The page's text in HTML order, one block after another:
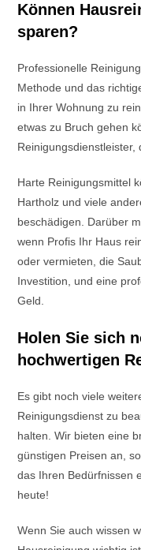
Können
sparen?
Professionelle
Methode und das
in Ihrer Wohnung zu
etwas zu Bruch gehen
Reinigungsdienstleister,
Harte Reinigungsmittel
Hartholz und viele
beschädigen. Darüber
wenn Profis Ihr Haus
oder vermieten, die
Investition, und eine
Geld.
Holen Sie sich
hochwertigen
Es gibt noch viele
Reinigungsdienst zu
halten. Wir bieten eine
günstigen Preisen an,
das Ihren Bedürfnissen
heute!
Wenn Sie auch wissen